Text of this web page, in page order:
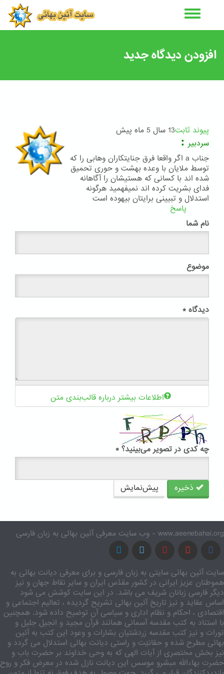
افزودن دیدگاه جدید
پیوند ثابت13 سال 5 ماه پیش
سردبیر:
جناب a اگر واقعا فرق جنایتکاران وهابی را که
توسط ملایان با وعده بهشت و حوری تحمیق
شده اند با کسانی که هستیشان را آگاهانه
فدای بشریت کرده اند نمیفهمید هرگونه
استدلال و تبیینی برایتان بیهوده است
پاسخ
نام شما
موضوع
دیدگاه *
اطلاعات بیشتر درباره قالب‌بندی متن
چه کدی در تصویر می‌بینید؟ *
ذخیره پیش‌نمایش
www.aeenebahai.org - وب سایت معرفی آئین بهائی به زبان فارسی
سایت آئین بهائی سایتی به زبان فارسی و برای معرفی دیانت بهائی به
هموطنان عزیز ایرانی در کشور مقدّس ایران و سایر نقاط جهان و نیز
دیگر فارسی زبانان شریف می باشد. در این سایت کوشش می شود
اساس عقاید و نیز تاریخ آئین بهائی تشریح گردیده ، تعالیم اجتماعی و
اقتصادی ، احکام و نظام اداری و سیاسی آن توضیح داده شود. همچنین
با استناد به کتب مقدسه آسمانی همانند قرآن مجید و انجیل جلیل و
تورات و نیز کتب مقدسه زردشتیان بشارات و وعود این کتب به آئین
بهائی مطرح شده و حقانیّت و راستی دیانت بهائی استدلال می گردد و
نیز بخش مختصری از آیات الهی که به وحی خداوند بر حضرت باب و
حضرت بهاءالله مبشرو موسس این دیانت نازل شده در معرض فکر و روح